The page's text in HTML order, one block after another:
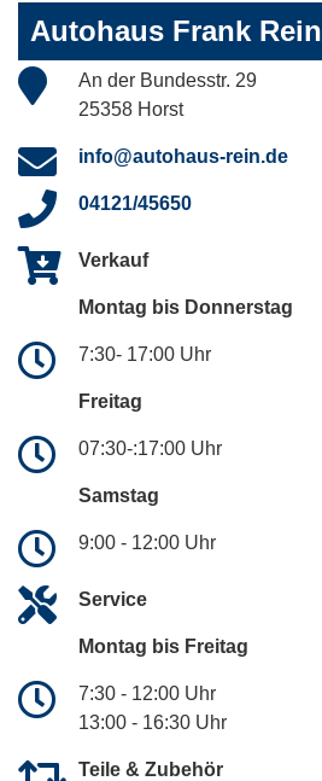
Autohaus Frank Rein
An der Bundesstr. 29
25358 Horst
info@autohaus-rein.de
04121/45650
Verkauf
Montag bis Donnerstag
7:30- 17:00 Uhr
Freitag
07:30-:17:00 Uhr
Samstag
9:00 - 12:00 Uhr
Service
Montag bis Freitag
7:30 - 12:00 Uhr
13:00 - 16:30 Uhr
Teile & Zubehör